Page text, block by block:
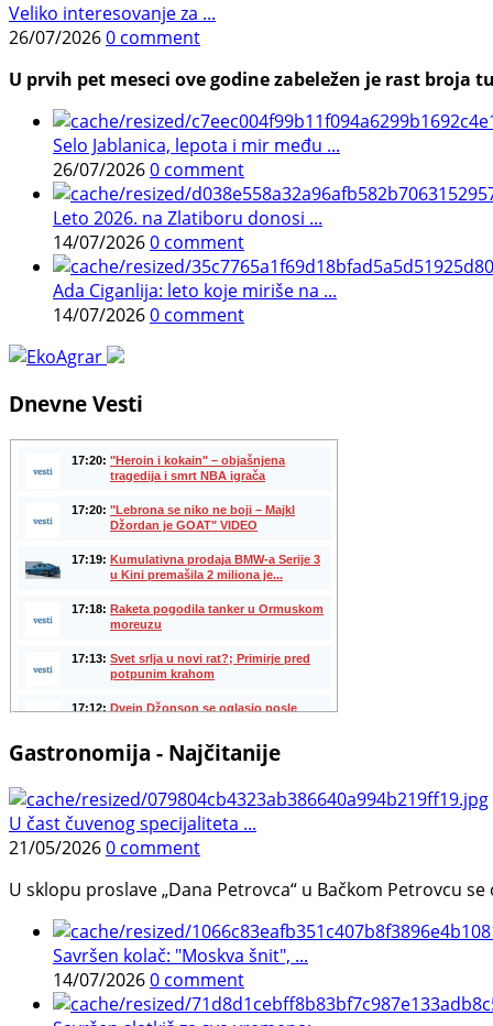
Veliko interesovanje za ...
26/07/20260 comment
U prvih pet meseci ove godine zabeležen je rast
Selo Jablanica, lepota i mir među ...
26/07/20260 comment
Leto 2026. na Zlatiboru donosi ...
14/07/20260 comment
Ada Ciganlija: leto koje miriše na ...
14/07/20260 comment
Dnevne Vesti
Gastronomija - Najčitanije
U čast čuvenog specijaliteta ...
21/05/20260 comment
U sklopu proslave „Dana Petrovca“ u Bačkom Petrovcu
Savršen kolač: "Moskva šnit", ...
14/07/20260 comment